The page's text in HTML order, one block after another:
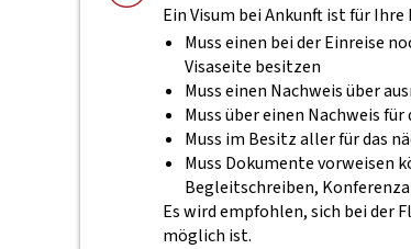
Ein Visum bei Ankunft ist für
Muss einen bei der Einreise
Visaseite besitzen
Muss einen Nachweis über
Muss über einen Nachweis
Muss im Besitz aller für das
Muss Dokumente vorweisen
Begleitschreiben,
Es wird empfohlen, sich bei der
möglich ist.